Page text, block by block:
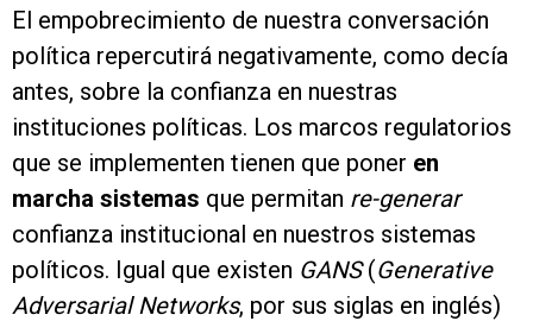
El empobrecimiento de nuestra conversación
política repercutirá negativamente, como decía
antes, sobre la confianza en nuestras
instituciones políticas. Los marcos regulatorios
que se implementen tienen que poner en
marcha sistemas que permitan re-generar
confianza institucional en nuestros sistemas
políticos. Igual que existen GANS(Generative
Adversarial Networks, por sus siglas en inglés)